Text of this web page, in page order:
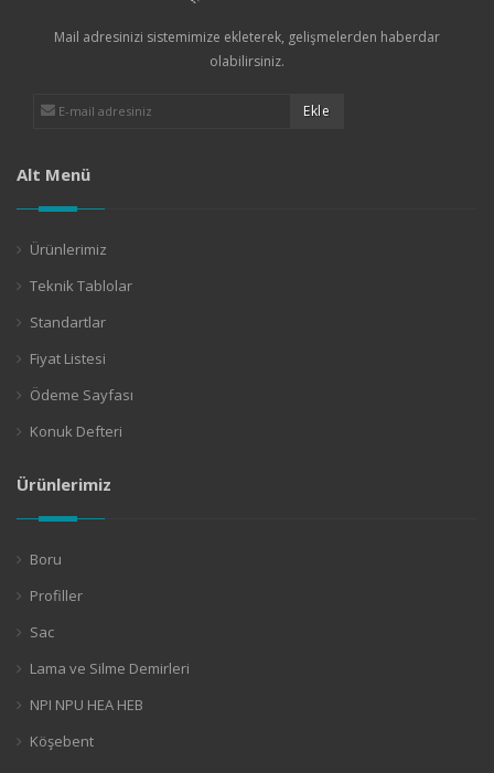
Mail adresinizi sistemimize ekleterek, gelişmelerden haberdar
olabilirsiniz.
Alt Menü
Ürünlerimiz
Teknik Tablolar
Standartlar
Fiyat Listesi
Ödeme Sayfası
Konuk Defteri
Ürünlerimiz
Boru
Profiller
Sac
Lama ve Silme Demirleri
NPI NPU HEA HEB
Köşebent